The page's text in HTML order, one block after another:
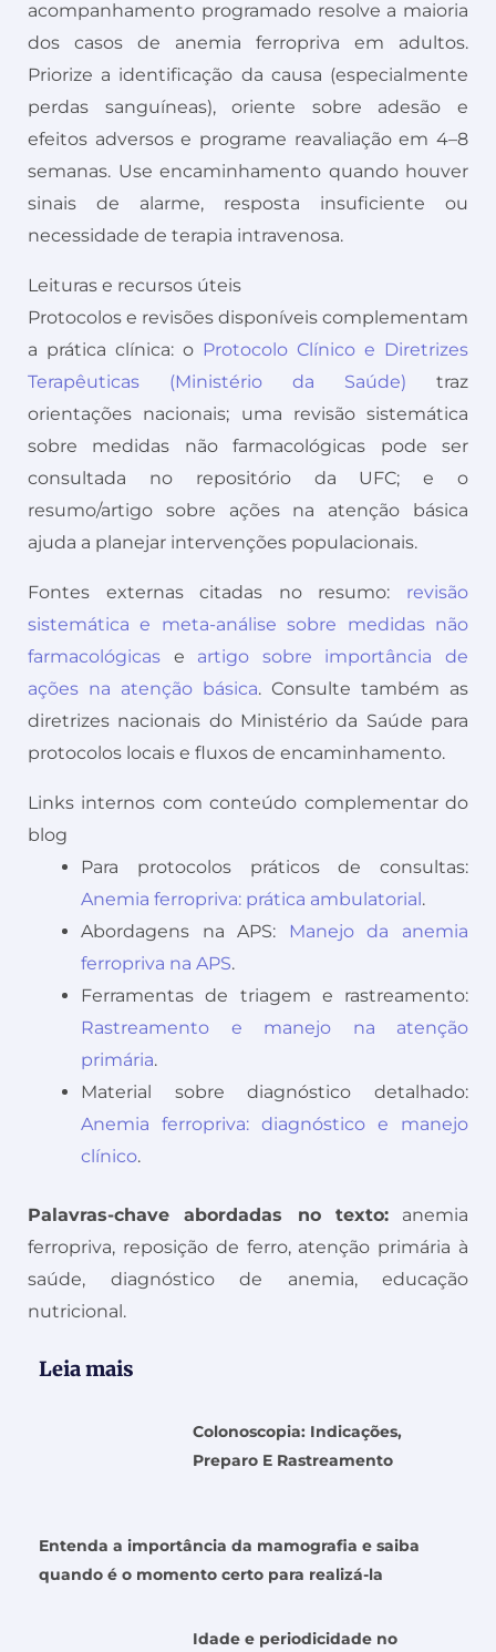
acompanhamento programado resolve a maioria
dos casos de anemia ferropriva em adultos.
Priorize a identificação da causa (especialmente
perdas sanguíneas), oriente sobre adesão e
efeitos adversos e programe reavaliação em 4–8
semanas. Use encaminhamento quando houver
sinais de alarme, resposta insuficiente ou
necessidade de terapia intravenosa.
Leituras e recursos úteis
Protocolos e revisões disponíveis complementam
a prática clínica: o Protocolo Clínico e Diretrizes
Terapêuticas (Ministério da Saúde) traz
orientações nacionais; uma revisão sistemática
sobre medidas não farmacológicas pode ser
consultada no repositório da UFC; e o
resumo/artigo sobre ações na atenção básica
ajuda a planejar intervenções populacionais.
Fontes externas citadas no resumo: revisão
sistemática e meta-análise sobre medidas não
farmacológicas e artigo sobre importância de
ações na atenção básica. Consulte também as
diretrizes nacionais do Ministério da Saúde para
protocolos locais e fluxos de encaminhamento.
Links internos com conteúdo complementar do
blog
Para protocolos práticos de consultas:
Anemia ferropriva: prática ambulatorial.
Abordagens na APS: Manejo da anemia
ferropriva na APS.
Ferramentas de triagem e rastreamento:
Rastreamento e manejo na atenção
primária.
Material sobre diagnóstico detalhado:
Anemia ferropriva: diagnóstico e manejo
clínico.
Palavras-chave abordadas no texto:anemia
ferropriva, reposição de ferro, atenção primária à
saúde, diagnóstico de anemia, educação
nutricional.
Leia mais
Colonoscopia: Indicações,
Preparo E Rastreamento
Entenda a importância da mamografia e saiba
quando é o momento certo para realizá-la
Idade e periodicidade no